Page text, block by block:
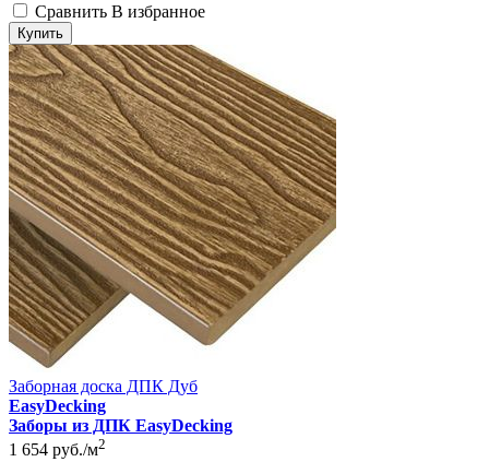
Сравнить В избранное
Купить
Заборная доска ДПК Дуб
EasyDecking
Заборы из ДПК EasyDecking
1 654 руб./м2